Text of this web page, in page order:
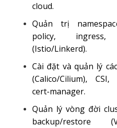
cloud.
Quản trị
policy,
(Istio/Linkerd).
Cài đặt và quản lý
(Calico/Cilium),
cert-manager.
Quản lý vòng đời
backup/restore